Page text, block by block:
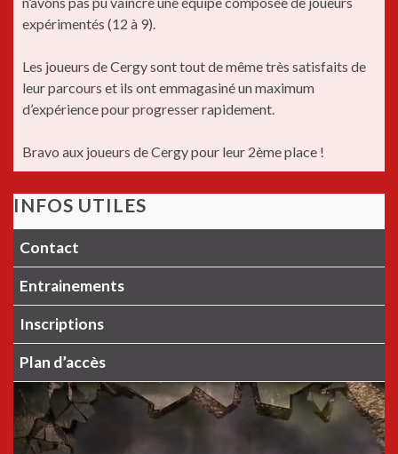
expérimentés (12 à 9).
Les joueurs de Cergy sont tout de même très satisfaits de
leur parcours et ils ont emmagasiné un maximum
d’expérience pour progresser rapidement.
Bravo aux joueurs de Cergy pour leur 2ème place !
INFOS UTILES
Contact
Entrainements
Inscriptions
Plan d’accès